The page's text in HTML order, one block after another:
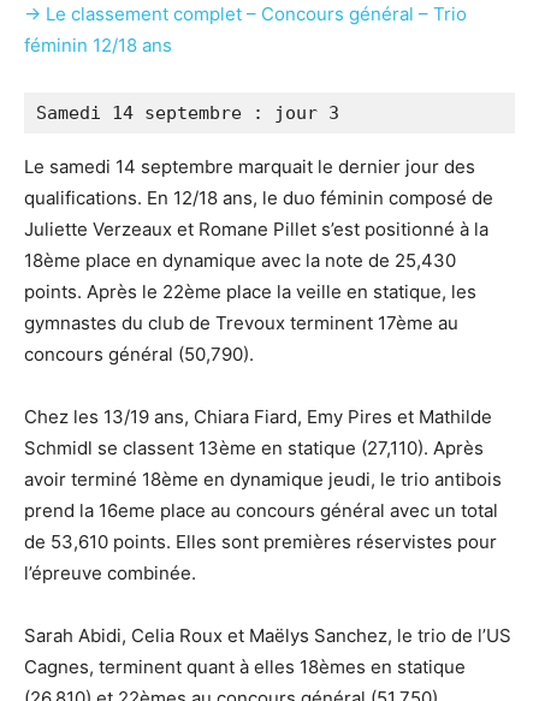
→ Le classement complet – Concours général – Trio
féminin 12/18 ans
Samedi 14 septembre : jour 3
Le samedi 14 septembre marquait le dernier jour des
qualifications. En 12/18 ans, le duo féminin composé de
Juliette Verzeaux et Romane Pillet s’est positionné à la
18ème place en dynamique avec la note de 25,430
points. Après le 22ème place la veille en statique, les
gymnastes du club de Trevoux terminent 17ème au
concours général (50,790).
Chez les 13/19 ans, Chiara Fiard, Emy Pires et Mathilde
Schmidl se classent 13ème en statique (27,110). Après
avoir terminé 18ème en dynamique jeudi, le trio antibois
prend la 16eme place au concours général avec un total
de 53,610 points. Elles sont premières réservistes pour
l’épreuve combinée.
Sarah Abidi, Celia Roux et Maëlys Sanchez, le trio de l’US
Cagnes, terminent quant à elles 18èmes en statique